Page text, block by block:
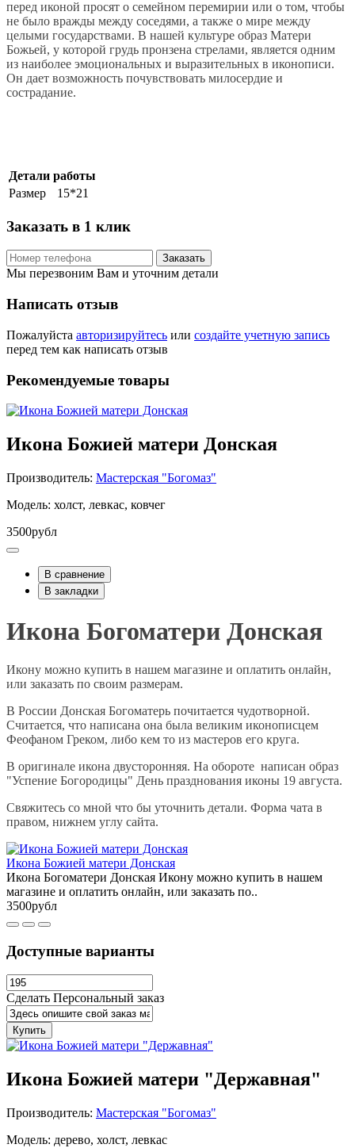
перед иконой просят о семейном перемирии или о том, чтобы
не было вражды между соседями, а также о мире между
целыми государствами. В нашей культуре образ Матери
Божьей, у которой грудь пронзена стрелами, является одним
из наиболее эмоциональных и выразительных в иконописи.
Он дает возможность почувствовать милосердие и
сострадание.
Детали работы
Размер
15*21
Заказать в 1 клик
Заказать
Мы перезвоним Вам и уточним детали
Написать отзыв
Пожалуйста авторизируйтесь или создайте учетную запись
перед тем как написать отзыв
Рекомендуемые товары
Икона Божией матери Донская
Производитель: Мастерская "Богомаз"
Модель: холст, левкас, ковчег
3500рубл
В сравнение
В закладки
Икона Богоматери Донская
Икону можно купить в нашем магазине и оплатить онлайн,
или заказать по своим размерам.
В России Донская Богоматерь почитается чудотворной.
Считается, что написана она была великим иконописцем
Феофаном Греком, либо кем то из мастеров его круга.
В оригинале икона двусторонняя. На обороте написан образ
"Успение Богородицы" День празднования иконы 19 августа.
Свяжитесь со мной что бы уточнить детали. Форма чата в
правом, нижнем углу сайта.
Икона Божией матери Донская
Икона Богоматери Донская Икону можно купить в нашем
магазине и оплатить онлайн, или заказать по..
3500рубл
Доступные варианты
Сделать Персональный заказ
Купить
Икона Божией матери "Державная"
Производитель: Мастерская "Богомаз"
Модель: дерево, холст, левкас